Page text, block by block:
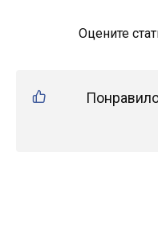
Оцените